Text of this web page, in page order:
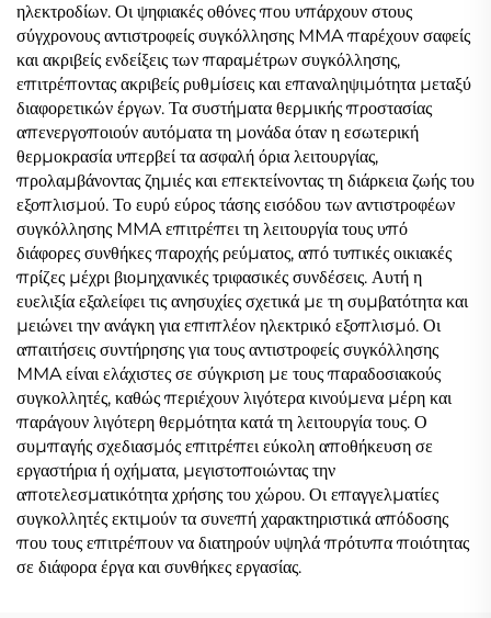
ηλεκτροδίων. Οι ψηφιακές οθόνες που υπάρχουν στους
σύγχρονους αντιστροφείς συγκόλλησης MMA παρέχουν σαφείς
και ακριβείς ενδείξεις των παραμέτρων συγκόλλησης,
επιτρέποντας ακριβείς ρυθμίσεις και επαναληψιμότητα μεταξύ
διαφορετικών έργων. Τα συστήματα θερμικής προστασίας
απενεργοποιούν αυτόματα τη μονάδα όταν η εσωτερική
θερμοκρασία υπερβεί τα ασφαλή όρια λειτουργίας,
προλαμβάνοντας ζημιές και επεκτείνοντας τη διάρκεια ζωής του
εξοπλισμού. Το ευρύ εύρος τάσης εισόδου των αντιστροφέων
συγκόλλησης MMA επιτρέπει τη λειτουργία τους υπό
διάφορες συνθήκες παροχής ρεύματος, από τυπικές οικιακές
πρίζες μέχρι βιομηχανικές τριφασικές συνδέσεις. Αυτή η
ευελιξία εξαλείφει τις ανησυχίες σχετικά με τη συμβατότητα και
μειώνει την ανάγκη για επιπλέον ηλεκτρικό εξοπλισμό. Οι
απαιτήσεις συντήρησης για τους αντιστροφείς συγκόλλησης
MMA είναι ελάχιστες σε σύγκριση με τους παραδοσιακούς
συγκολλητές, καθώς περιέχουν λιγότερα κινούμενα μέρη και
παράγουν λιγότερη θερμότητα κατά τη λειτουργία τους. Ο
συμπαγής σχεδιασμός επιτρέπει εύκολη αποθήκευση σε
εργαστήρια ή οχήματα, μεγιστοποιώντας την
αποτελεσματικότητα χρήσης του χώρου. Οι επαγγελματίες
συγκολλητές εκτιμούν τα συνεπή χαρακτηριστικά απόδοσης
που τους επιτρέπουν να διατηρούν υψηλά πρότυπα ποιότητας
σε διάφορα έργα και συνθήκες εργασίας.